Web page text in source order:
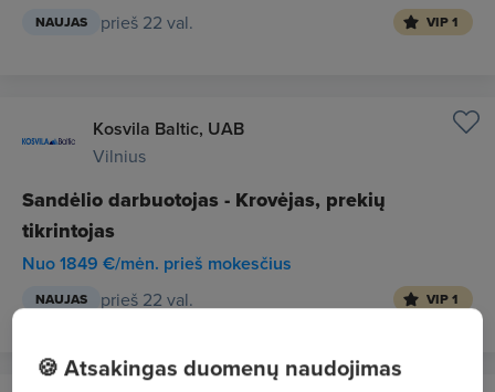
NAUJAS prieš 22 val. VIP 1
Kosvila Baltic, UAB
Vilnius
Sandėlio darbuotojas - Krovėjas, prekių
tikrintojas
Nuo 1849 €/mėn. prieš mokesčius
NAUJAS prieš 22 val. VIP 1
🍪 Atsakingas duomenų naudojimas